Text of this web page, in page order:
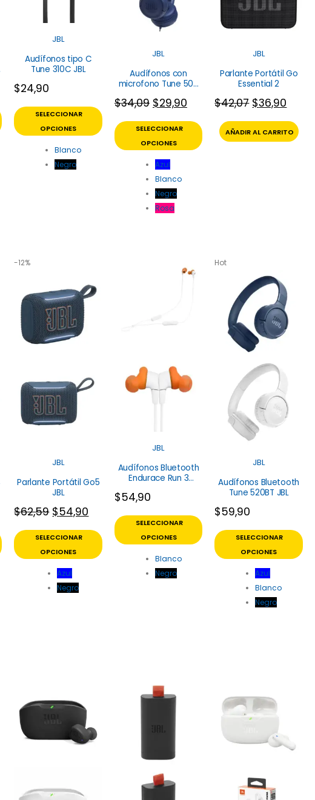
JBL
Audífonos tipo C
Tune 310C JBL
$24,90
SELECCIONAR
OPCIONES
Blanco
Negro
JBL
Audífonos con
microfono Tune 500
$34,09 $29,90
SELECCIONAR
OPCIONES
Azul
Blanco
Negro
Rosa
JBL
Parlante Portátil Go
Essential 2
$42,07 $36,90
AÑADIR AL CARRITO
-12%
JBL
Parlante Portátil Go5
JBL
$62,59 $54,90
SELECCIONAR
OPCIONES
Azul
Negro
JBL
Audífonos Bluetooth
Endurace Run 3
$54,90
SELECCIONAR
OPCIONES
Blanco
Negro
Hot
JBL
Audífonos Bluetooth
Tune 520BT JBL
$59,90
SELECCIONAR
OPCIONES
Azul
Blanco
Negro